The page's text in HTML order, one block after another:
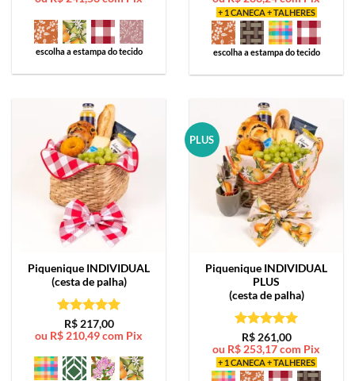
escolha a estampa do tecido
+ 1 CANECA + TALHERES
escolha a estampa do tecido
Piquenique INDIVIDUAL
(cesta de palha)
Avaliação5
de 5
R$217,00
ou R$ 210,49com Pix
PLUS
Piquenique INDIVIDUAL
PLUS
(cesta de palha)
Avaliação5
de 5
R$261,00
ou R$ 253,17com Pix
+ 1 CANECA + TALHERES